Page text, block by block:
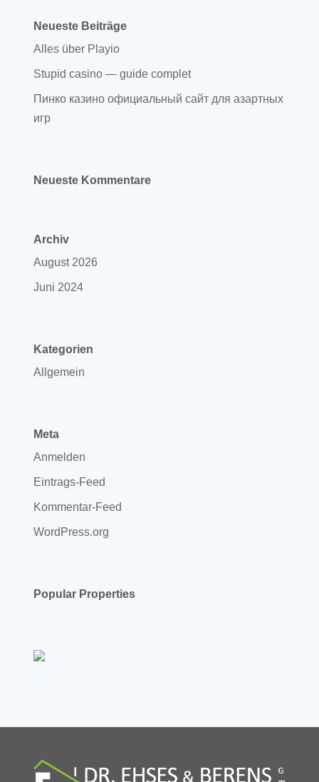
Neueste Beiträge
Alles über Playio
Stupid casino — guide complet
Пинко казино официальный сайт для азартных
игр
Neueste Kommentare
Archiv
August 2026
Juni 2024
Kategorien
Allgemein
Meta
Anmelden
Eintrags-Feed
Kommentar-Feed
WordPress.org
Popular Properties